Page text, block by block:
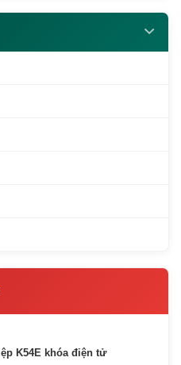
K54E khóa điện tử